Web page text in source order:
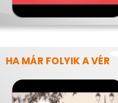
HA MÁR FOLYIK A VÉR